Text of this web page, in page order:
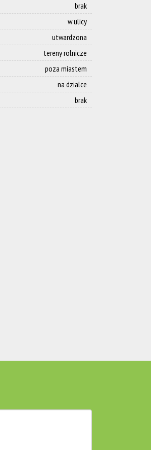
brak
w ulicy
utwardzona
tereny rolnicze
poza miastem
na dzialce
brak